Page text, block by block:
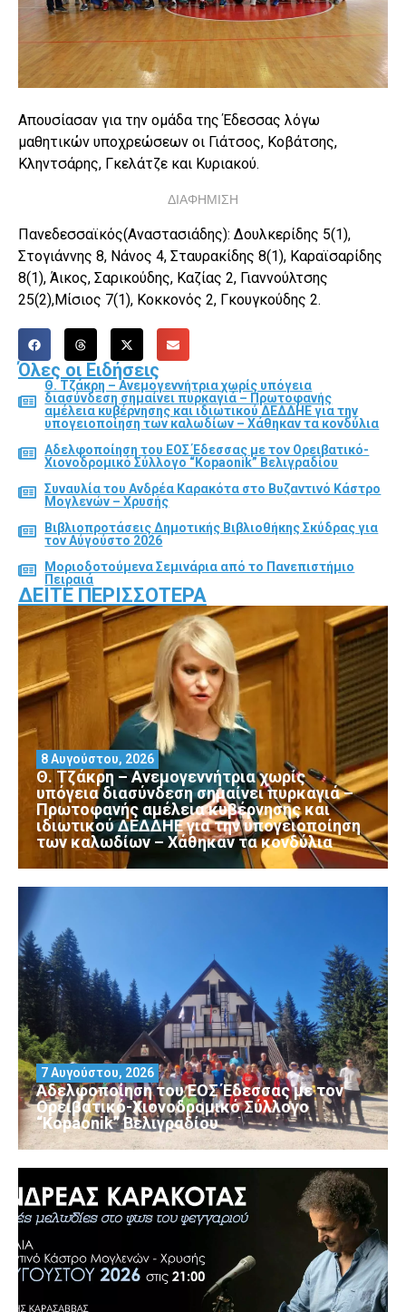
Απουσίασαν για την ομάδα της Έδεσσας λόγω
μαθητικών υποχρεώσεων οι Γιάτσος, Κοβάτσης,
Κληντσάρης, Γκελάτζε και Κυριακού.
ΔΙΑΦΗΜΙΣΗ
Πανεδεσσαϊκός(Αναστασιάδης): Δουλκερίδης 5(1),
Στογιάννης 8, Νάνος 4, Σταυρακίδης 8(1), Καραϊσαρίδης
8(1), Άικος, Σαρικούδης, Καζίας 2, Γιαννούλτσης
25(2),Μίσιος 7(1), Κοκκονός 2, Γκουγκούδης 2.
Όλες οι Ειδήσεις
Θ. Τζάκρη – Ανεμογεννήτρια χωρίς υπόγεια
διασύνδεση σημαίνει πυρκαγιά – Πρωτοφανής
αμέλεια κυβέρνησης και ιδιωτικού ΔΕΔΔΗΕ για την
υπογειοποίηση των καλωδίων – Χάθηκαν τα κονδύλια
Αδελφοποίηση του ΕΟΣ Έδεσσας με τον Ορειβατικό-
Χιονοδρομικό Σύλλογο “Kopaonik” Βελιγραδίου
Συναυλία του Ανδρέα Καρακότα στο Βυζαντινό Κάστρο
Μογλενών – Χρυσής
Βιβλιοπροτάσεις Δημοτικής Βιβλιοθήκης Σκύδρας για
τον Αύγούστο 2026
Μοριοδοτούμενα Σεμινάρια από το Πανεπιστήμιο
Πειραιά
ΔΕΊΤΕ ΠΕΡΙΣΣΌΤΕΡΑ
Θ. Τζάκρη – Ανεμογεννήτρια χωρίς
υπόγεια διασύνδεση σημαίνει πυρκαγιά –
Πρωτοφανής αμέλεια κυβέρνησης και
ιδιωτικού ΔΕΔΔΗΕ για την υπογειοποίηση
των καλωδίων – Χάθηκαν τα κονδύλια
8 Αυγούστου, 2026
Αδελφοποίηση του ΕΟΣ Έδεσσας με τον
Ορειβατικό-Χιονοδρομικό Σύλλογο
“Kopaonik” Βελιγραδίου
7 Αυγούστου, 2026